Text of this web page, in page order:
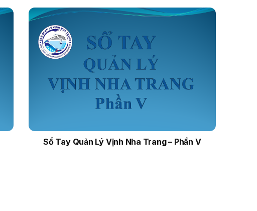
Sổ Tay Quản Lý Vịnh Nha Trang – Phần V